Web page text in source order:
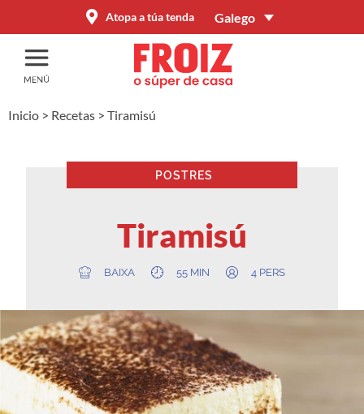
Atopa a túa tenda Galego
Inicio > Recetas > Tiramisú
POSTRES
Tiramisú
BAIXA 55 MIN 4 PERS